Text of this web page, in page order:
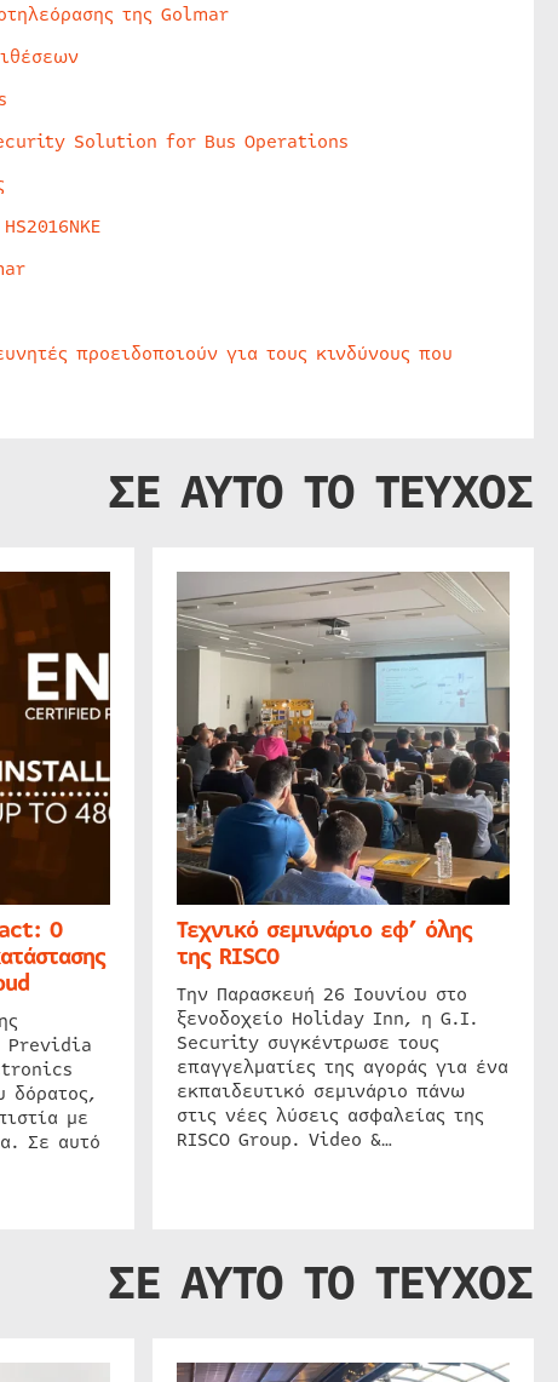
της Golmar
Solution for Bus Operations
προειδοποιούν για τους κινδύνους που
ΣΕ ΑΥΤΟ ΤΟ ΤΕΥΧΟΣ
Ο
Previdia
δόρατος,
με
Σε αυτό
Τεχνικό σεμινάριο εφ’ όλης
της RISCO
Την Παρασκευή 26 Ιουνίου στο
ξενοδοχείο Holiday Inn, η G.I.
Security συγκέντρωσε τους
επαγγελματίες της αγοράς για ένα
εκπαιδευτικό σεμινάριο πάνω
στις νέες λύσεις ασφαλείας της
RISCO Group. Video &…
ΣΕ ΑΥΤΟ ΤΟ ΤΕΥΧΟΣ